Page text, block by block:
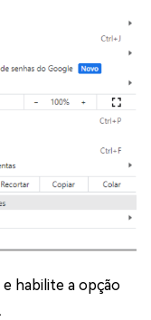
habilite a opção